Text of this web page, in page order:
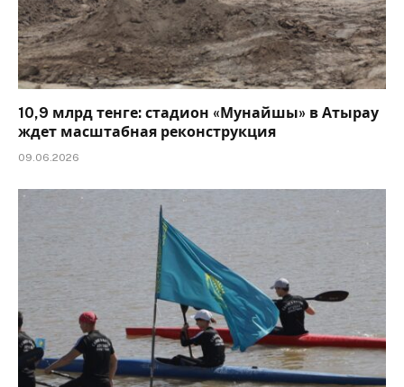
10,9 млрд тенге: стадион «Мунайшы» в Атырау
ждет масштабная реконструкция
09.06.2026